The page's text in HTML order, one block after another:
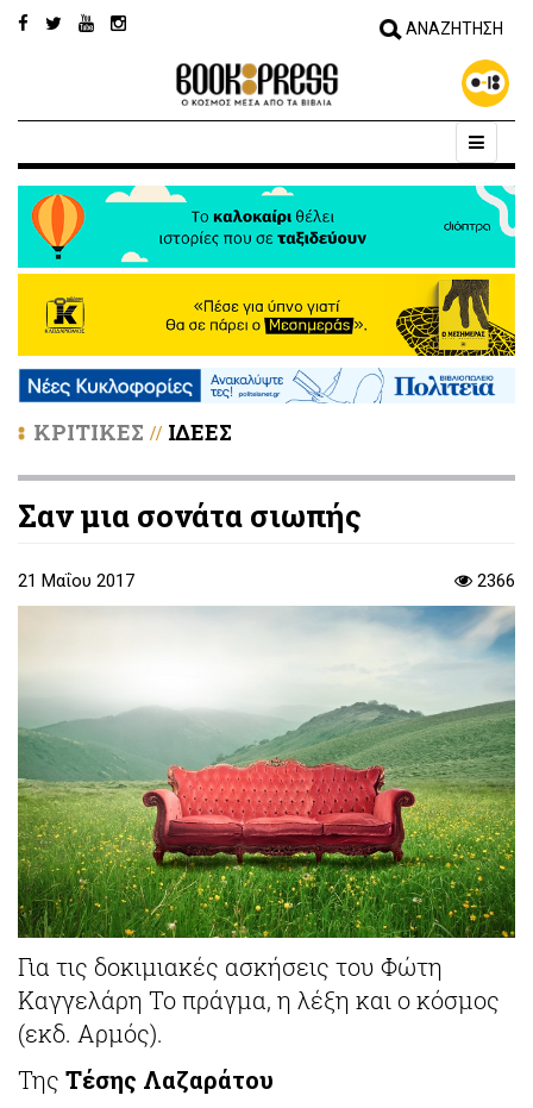
ΚΡΙΤΙΚΕΣ // ΙΔΕΕΣ
Σαν μια σονάτα σιωπής
21 Μαΐου 2017 2366
Για τις δοκιμιακές ασκήσεις του Φώτη
Καγγελάρη Το πράγμα, η λέξη και ο κόσμος
(εκδ. Αρμός).
Της Τέσης Λαζαράτου